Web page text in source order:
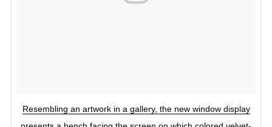
Resembling an artwork in a gallery, the new window display